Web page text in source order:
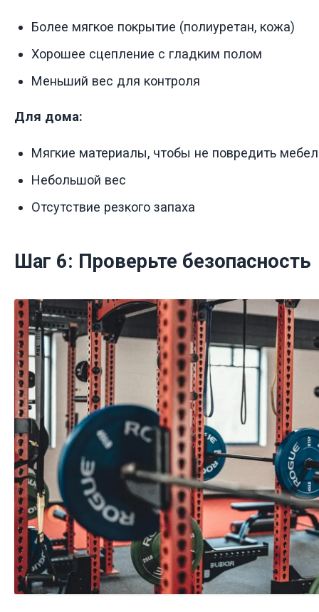
Более мягкое покрытие (полиуретан, кожа)
Хорошее сцепление с гладким полом
Меньший вес для контроля
Для дома:
Мягкие материалы, чтобы не повредить
Небольшой вес
Отсутствие резкого запаха
Шаг 6: Проверьте безопасность